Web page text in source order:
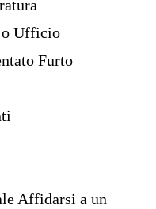
o Ufficio
Furto
Affidarsi a un